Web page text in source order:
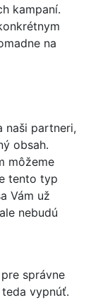
kampaní.
na
naši partneri,
obsah.
môžeme
tento typ
Vám už
nebudú
správne
vypnúť.